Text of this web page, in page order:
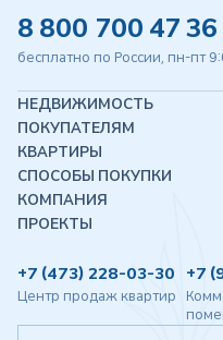
8 800 700 47 36
бесплатно по России, пн-пт
НЕДВИЖИМОСТЬ
ПОКУПАТЕЛЯМ
КВАРТИРЫ
СПОСОБЫ ПОКУПКИ
КОМПАНИЯ
ПРОЕКТЫ
+7 (473) 228-03-30
Центр продаж квартир
+7